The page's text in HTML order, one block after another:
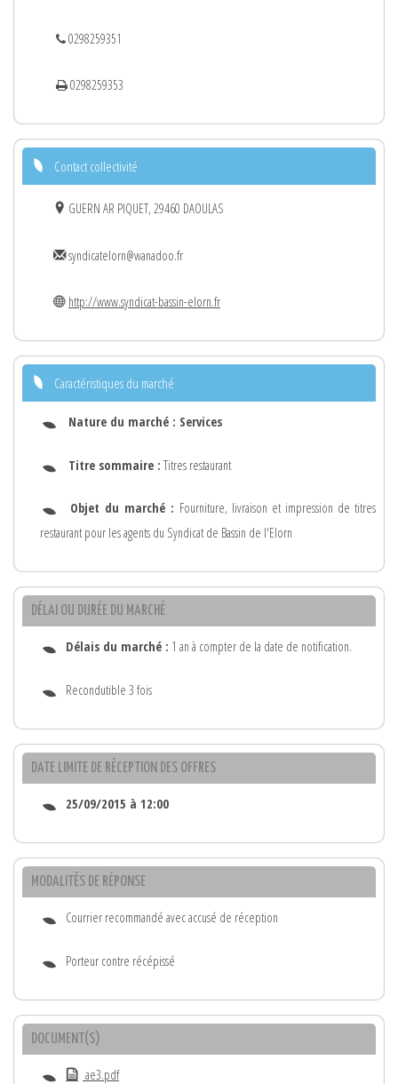
0298259351
0298259353
Contact collectivité
GUERN AR PIQUET, 29460 DAOULAS
syndicatelorn@wanadoo.fr
http://www.syndicat-bassin-elorn.fr
Caractéristiques du marché
Nature du marché : Services
Titre sommaire : Titres restaurant
Objet du marché : Fourniture, livraison et impression de titres
restaurant pour les agents du Syndicat de Bassin de l'Elorn
DÉLAI OU DURÉE DU MARCHÉ
Délais du marché : 1 an à compter de la date de notification.
Recondutible 3 fois
DATE LIMITE DE RÉCEPTION DES OFFRES
25/09/2015 à 12:00
MODALITÉS DE RÉPONSE
Courrier recommandé avec accusé de réception
Porteur contre récépissé
DOCUMENT(S)
ae3.pdf